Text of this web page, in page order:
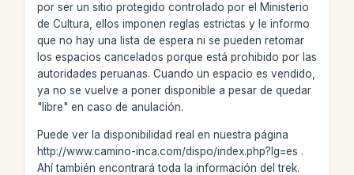
por ser un sitio protegido controlado por el Ministerio
de Cultura, ellos imponen reglas estrictas y le informo
que no hay una lista de espera ni se pueden retomar
los espacios cancelados porque está prohibido por las
autoridades peruanas. Cuando un espacio es vendido,
ya no se vuelve a poner disponible a pesar de quedar
"libre" en caso de anulación.
Puede ver la disponibilidad real en nuestra página
http://www.camino-inca.com/dispo/index.php?lg=es .
Ahí también encontrará toda la información del trek.